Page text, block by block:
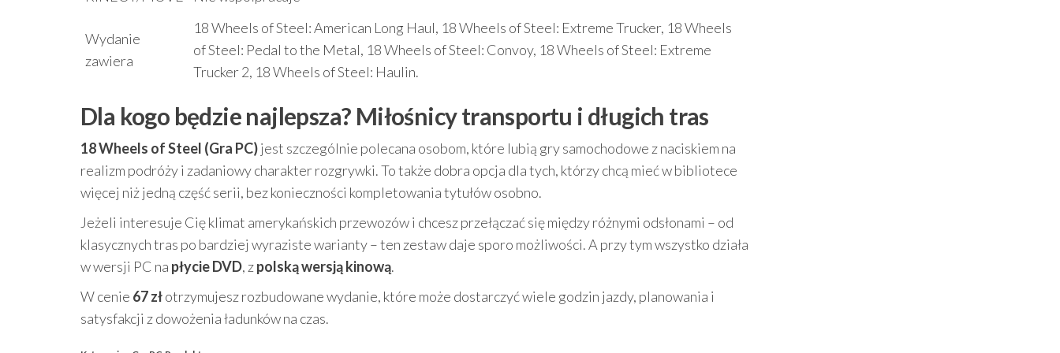
Wydanie
zawiera
18 Wheels of Steel: American Long Haul, 18 Wheels of Steel: Extreme Trucker, 18 Wheels
of Steel: Pedal to the Metal, 18 Wheels of Steel: Convoy, 18 Wheels of Steel: Extreme
Trucker 2, 18 Wheels of Steel: Haulin.
Dla kogo będzie najlepsza? Miłośnicy transportu i długich tras
18 Wheels of Steel (Gra PC)jest szczególnie polecana osobom, które lubią gry samochodowe z naciskiem na
realizm podróży i zadaniowy charakter rozgrywki. To także dobra opcja dla tych, którzy chcą mieć w bibliotece
więcej niż jedną część serii, bez konieczności kompletowania tytułów osobno.
Jeżeli interesuje Cię klimat amerykańskich przewozów i chcesz przełączać się między różnymi odsłonami – od
klasycznych tras po bardziej wyraziste warianty – ten zestaw daje sporo możliwości. A przy tym wszystko działa
w wersji PC na płycie DVD, zpolską wersją kinową.
W cenie 67 złotrzymujesz rozbudowane wydanie, które może dostarczyć wiele godzin jazdy, planowania i
satysfakcji z dowożenia ładunków na czas.